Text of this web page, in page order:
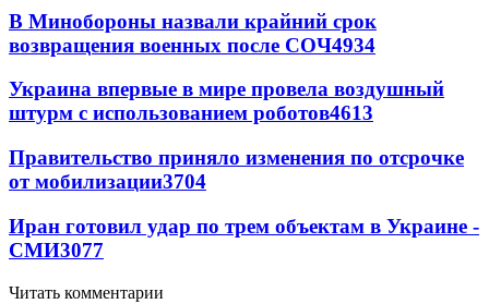
В Минобороны назвали крайний срок
возвращения военных после СОЧ4934
Украина впервые в мире провела воздушный
штурм с использованием роботов4613
Правительство приняло изменения по отсрочке
от мобилизации3704
Иран готовил удар по трем объектам в Украине -
СМИ3077
Читать комментарии